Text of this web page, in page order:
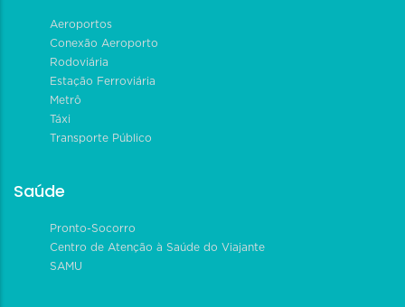
Aeroportos
Conexão Aeroporto
Rodoviária
Estação Ferroviária
Metrô
Táxi
Transporte Público
Saúde
Pronto-Socorro
Centro de Atenção à Saúde do Viajante
SAMU